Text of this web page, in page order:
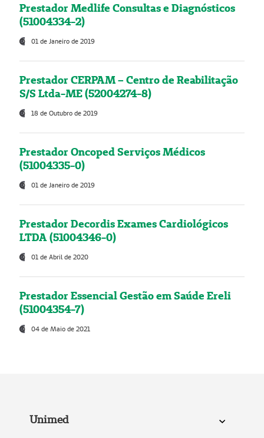
Prestador Medlife Consultas e Diagnósticos
(51004334-2)
01 de Janeiro de 2019
Prestador CERPAM – Centro de Reabilitação
S/S Ltda-ME (52004274-8)
18 de Outubro de 2019
Prestador Oncoped Serviços Médicos
(51004335-0)
01 de Janeiro de 2019
Prestador Decordis Exames Cardiológicos
LTDA (51004346-0)
01 de Abril de 2020
Prestador Essencial Gestão em Saúde Ereli
(51004354-7)
04 de Maio de 2021
Unimed